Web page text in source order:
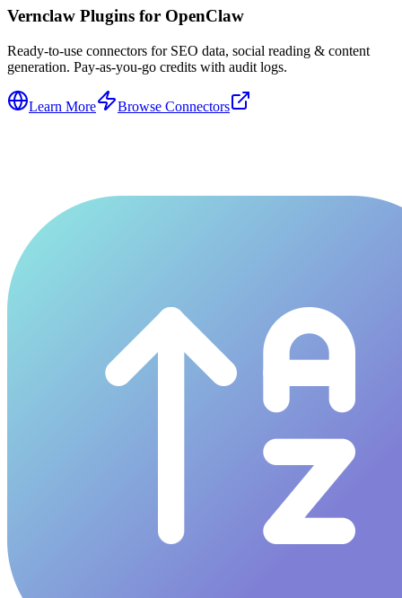
Vernclaw Plugins for OpenClaw
Ready-to-use connectors for SEO data, social reading & content
generation. Pay-as-you-go credits with audit logs.
Learn More Browse Connectors